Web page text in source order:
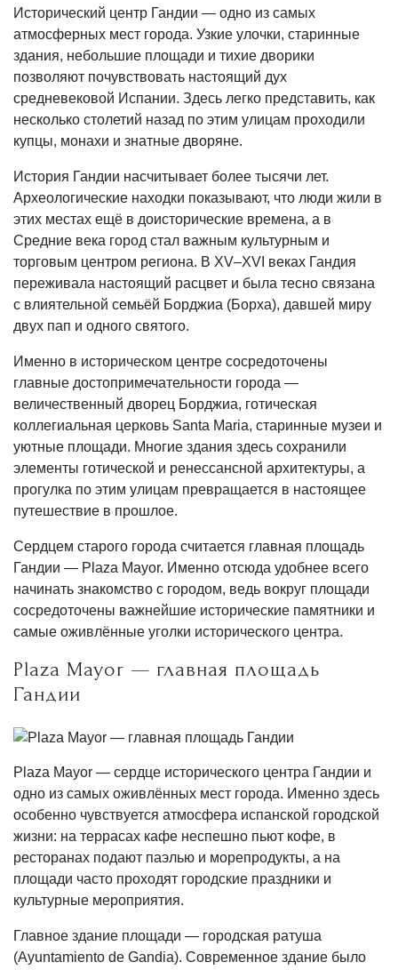
Исторический центр Гандии — одно из самых
атмосферных мест города. Узкие улочки, старинные
здания, небольшие площади и тихие дворики
позволяют почувствовать настоящий дух
средневековой Испании. Здесь легко представить, как
несколько столетий назад по этим улицам проходили
купцы, монахи и знатные дворяне.
История Гандии насчитывает более тысячи лет.
Археологические находки показывают, что люди жили в
этих местах ещё в доисторические времена, а в
Средние века город стал важным культурным и
торговым центром региона. В XV–XVI веках Гандия
переживала настоящий расцвет и была тесно связана
с влиятельной семьёй Борджиа (Борха), давшей миру
двух пап и одного святого.
Именно в историческом центре сосредоточены
главные достопримечательности города —
величественный дворец Борджиа, готическая
коллегиальная церковь Santa Maria, старинные музеи и
уютные площади. Многие здания здесь сохранили
элементы готической и ренессансной архитектуры, а
прогулка по этим улицам превращается в настоящее
путешествие в прошлое.
Сердцем старого города считается главная площадь
Гандии — Plaza Mayor. Именно отсюда удобнее всего
начинать знакомство с городом, ведь вокруг площади
сосредоточены важнейшие исторические памятники и
самые оживлённые уголки исторического центра.
Plaza Mayor — главная площадь
Гандии
Plaza Mayor — сердце исторического центра Гандии и
одно из самых оживлённых мест города. Именно здесь
особенно чувствуется атмосфера испанской городской
жизни: на террасах кафе неспешно пьют кофе, в
ресторанах подают паэлью и морепродукты, а на
площади часто проходят городские праздники и
культурные мероприятия.
Главное здание площади — городская ратуша
(Ayuntamiento de Gandia). Современное здание было